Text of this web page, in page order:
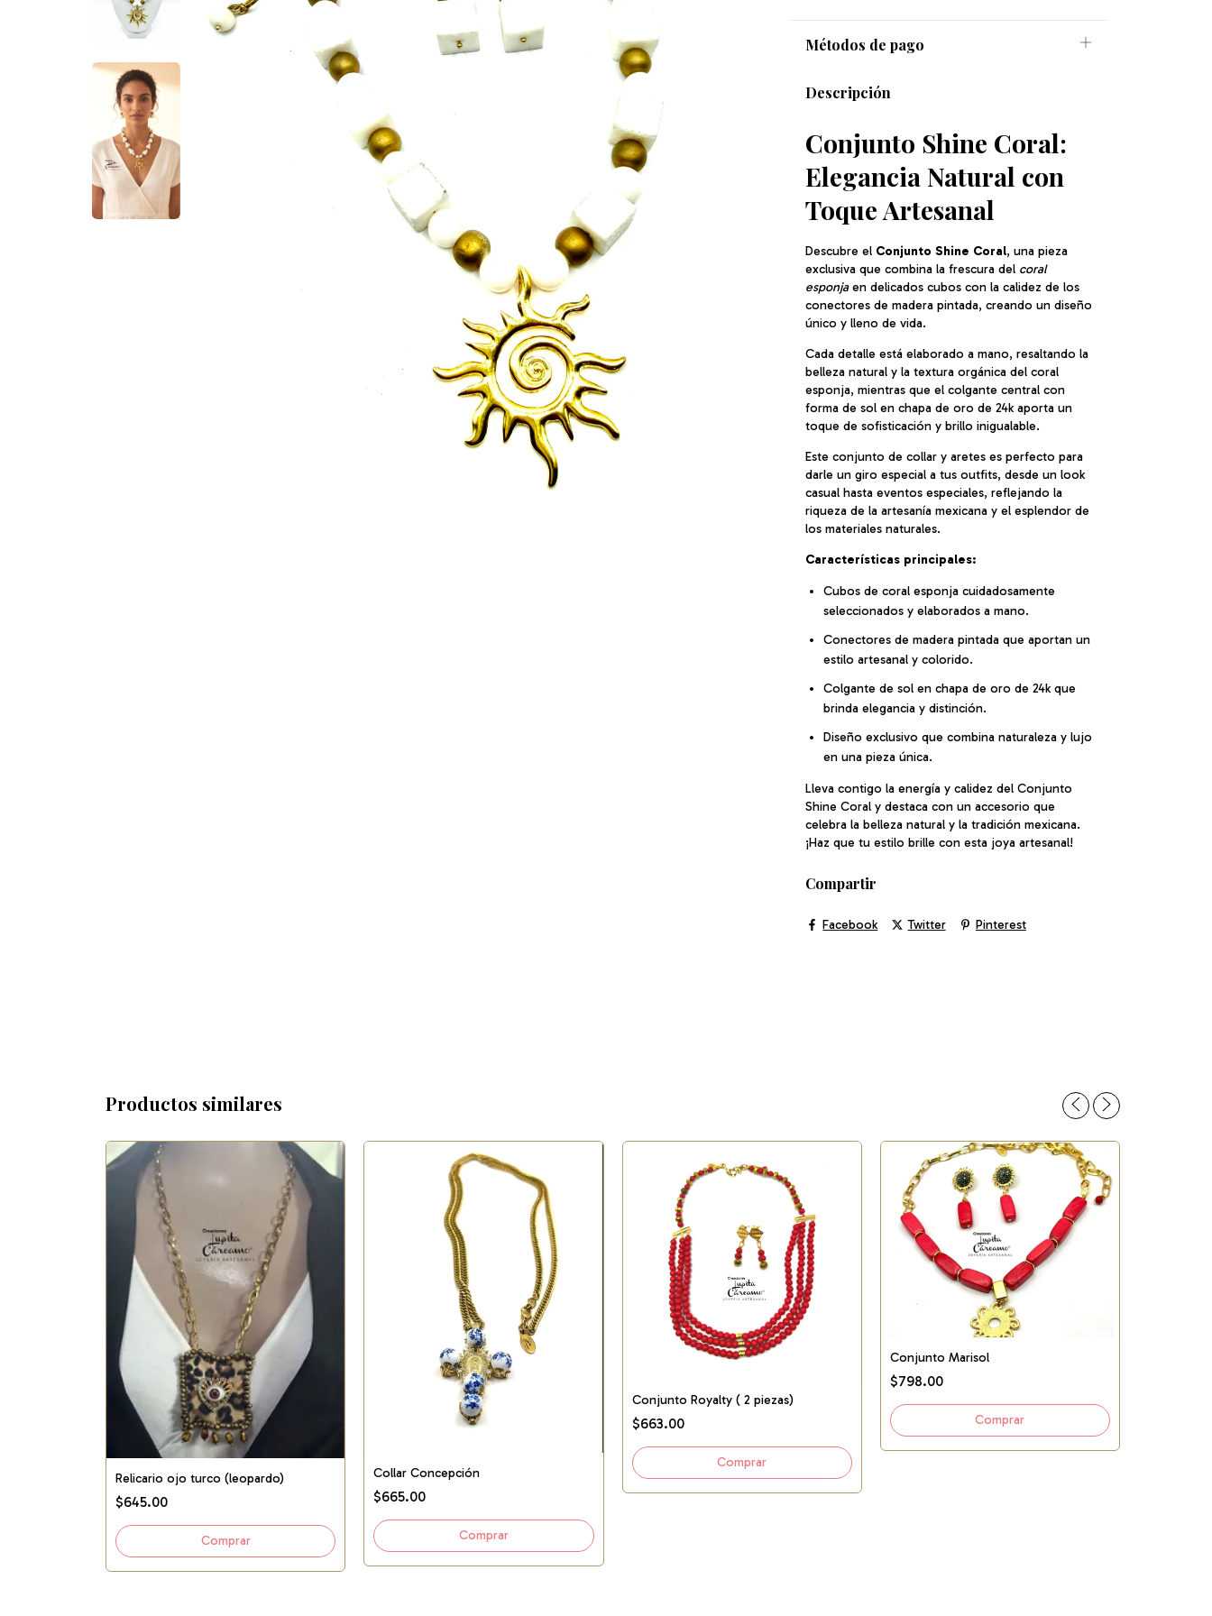
Métodos de pago
Descripción
Conjunto Shine Coral:
Elegancia Natural con
Toque Artesanal
Descubre el Conjunto Shine Coral, una pieza
exclusiva que combina la frescura del coral
esponjaen delicados cubos con la calidez de los
conectores de madera pintada, creando un diseño
único y lleno de vida.
Cada detalle está elaborado a mano, resaltando la
belleza natural y la textura orgánica del coral
esponja, mientras que el colgante central con
forma de sol en chapa de oro de 24k aporta un
toque de sofisticación y brillo inigualable.
Este conjunto de collar y aretes es perfecto para
darle un giro especial a tus outfits, desde un look
casual hasta eventos especiales, reflejando la
riqueza de la artesanía mexicana y el esplendor de
los materiales naturales.
Características principales:
Cubos de coral esponja cuidadosamente
seleccionados y elaborados a mano.
Conectores de madera pintada que aportan un
estilo artesanal y colorido.
Colgante de sol en chapa de oro de 24k que
brinda elegancia y distinción.
Diseño exclusivo que combina naturaleza y lujo
en una pieza única.
Lleva contigo la energía y calidez del Conjunto
Shine Coral y destaca con un accesorio que
celebra la belleza natural y la tradición mexicana.
¡Haz que tu estilo brille con esta joya artesanal!
Compartir
Facebook Twitter Pinterest
Productos similares
Relicario ojo turco (leopardo)
$645.00
Collar Concepción
$665.00
Conjunto Royalty ( 2 piezas)
$663.00
Conjunto Marisol
$798.00